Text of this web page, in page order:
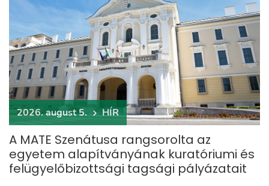
2026. august 5. HÍR
A MATE Szenátusa rangsorolta az
egyetem alapítványának kuratóriumi és
felügyelőbizottsági tagsági pályázatait